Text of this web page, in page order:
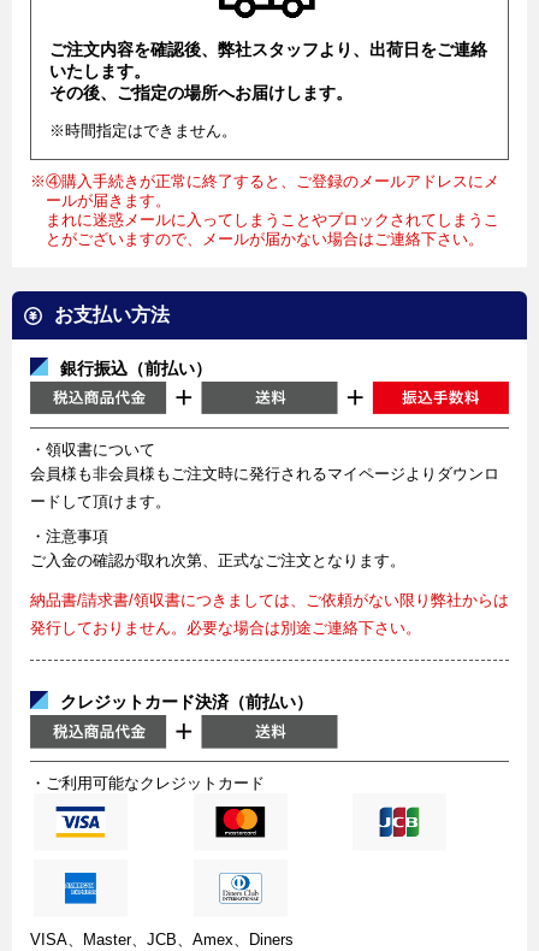
ご注文内容を確認後、弊社スタッフより、出荷日をご連絡
いたします。
その後、ご指定の場所へお届けします。
※時間指定はできません。
※④購入手続きが正常に終了すると、ご登録のメールアドレスにメ
ールが届きます。
まれに迷惑メールに入ってしまうことやブロックされてしまうこ
とがございますので、メールが届かない場合はご連絡下さい。
お支払い方法
銀行振込（前払い）
・領収書について
会員様も非会員様もご注文時に発行されるマイページよりダウンロ
ードして頂けます。
・注意事項
ご入金の確認が取れ次第、正式なご注文となります。
納品書/請求書/領収書につきましては、ご依頼がない限り弊社からは
発行しておりません。必要な場合は別途ご連絡下さい。
クレジットカード決済（前払い）
・ご利用可能なクレジットカード
VISA、Master、JCB、Amex、Diners